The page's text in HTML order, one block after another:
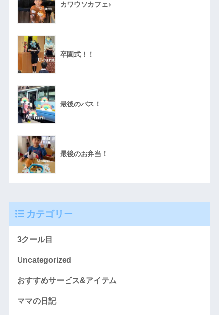
カワウソカフェ♪
卒園式！！
最後のバス！
最後のお弁当！
カテゴリー
3クール目
Uncategorized
おすすめサービス&アイテム
ママの日記